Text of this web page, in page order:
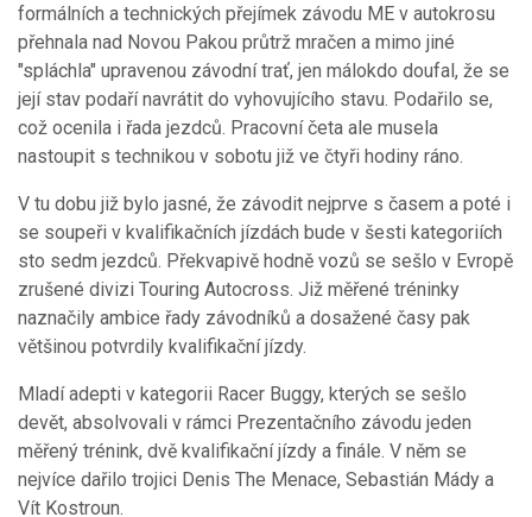
formálních a technických přejímek závodu ME v autokrosu
přehnala nad Novou Pakou průtrž mračen a mimo jiné
"spláchla" upravenou závodní trať, jen málokdo doufal, že se
její stav podaří navrátit do vyhovujícího stavu. Podařilo se,
což ocenila i řada jezdců. Pracovní četa ale musela
nastoupit s technikou v sobotu již ve čtyři hodiny ráno.
V tu dobu již bylo jasné, že závodit nejprve s časem a poté i
se soupeři v kvalifikačních jízdách bude v šesti kategoriích
sto sedm jezdců. Překvapivě hodně vozů se sešlo v Evropě
zrušené divizi Touring Autocross. Již měřené tréninky
naznačily ambice řady závodníků a dosažené časy pak
většinou potvrdily kvalifikační jízdy.
Mladí adepti v kategorii Racer Buggy, kterých se sešlo
devět, absolvovali v rámci Prezentačního závodu jeden
měřený trénink, dvě kvalifikační jízdy a finále. V něm se
nejvíce dařilo trojici Denis The Menace, Sebastián Mády a
Vít Kostroun.